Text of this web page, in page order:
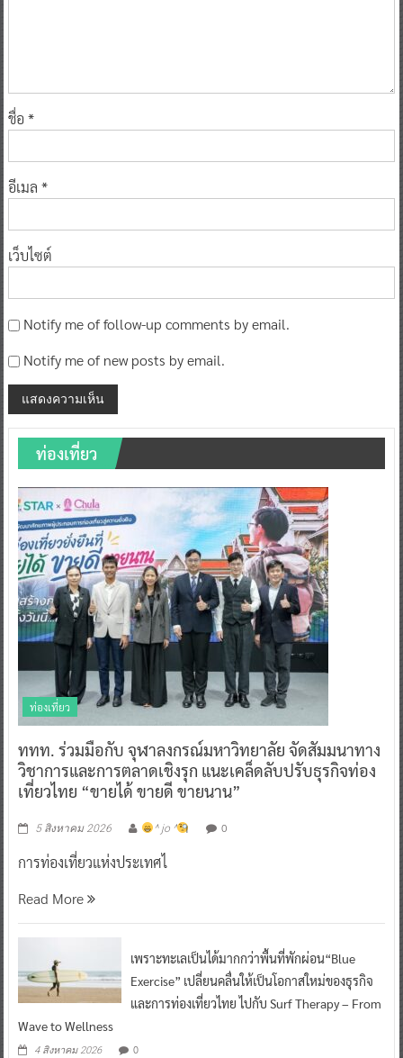
ชื่อ *
อีเมล *
เว็บไซต์
Notify me of follow-up comments by email.
Notify me of new posts by email.
ท่องเที่ยว
ท่องเที่ยว
ททท. ร่วมมือกับ จุฬาลงกรณ์มหาวิทยาลัย จัดสัมมนาทาง
วิชาการและการตลาดเชิงรุก แนะเคล็ดลับปรับธุรกิจท่อง
เที่ยวไทย “ขายได้ ขายดี ขายนาน”
5 สิงหาคม 2026 ^ jo ^ 0
การท่องเที่ยวแห่งประเทศไ
Read More
เพราะทะเลเป็นได้มากกว่าพื้นที่พักผ่อน“Blue
Exercise” เปลี่ยนคลื่นให้เป็นโอกาสใหม่ของธุรกิจ
และการท่องเที่ยวไทย ไปกับ Surf Therapy – From
Wave to Wellness
4 สิงหาคม 2026 0